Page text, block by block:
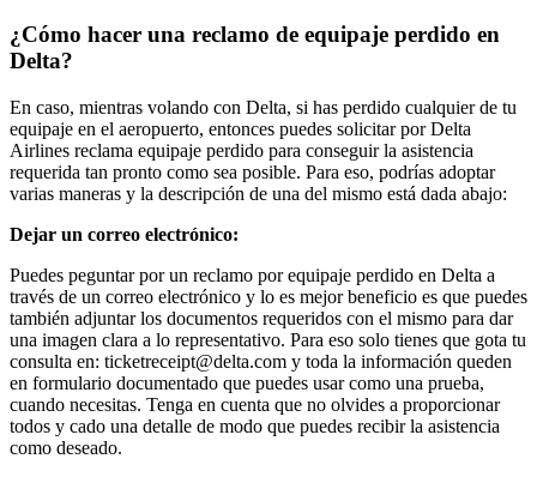
¿Cómo hacer una reclamo de equipaje perdido en
Delta?
En caso, mientras volando con Delta, si has perdido cualquier de tu
equipaje en el aeropuerto, entonces puedes solicitar por Delta
Airlines reclama equipaje perdido para conseguir la asistencia
requerida tan pronto como sea posible. Para eso, podrías adoptar
varias maneras y la descripción de una del mismo está dada abajo:
Dejar un correo electrónico:
Puedes peguntar por un reclamo por equipaje perdido en Delta a
través de un correo electrónico y lo es mejor beneficio es que puedes
también adjuntar los documentos requeridos con el mismo para dar
una imagen clara a lo representativo. Para eso solo tienes que gota tu
consulta en: ticketreceipt@delta.com y toda la información queden
en formulario documentado que puedes usar como una prueba,
cuando necesitas. Tenga en cuenta que no olvides a proporcionar
todos y cado una detalle de modo que puedes recibir la asistencia
como deseado.